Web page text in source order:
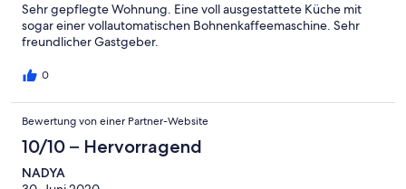
Sehr gepflegte Wohnung. Eine voll ausgestattete Küche mit
sogar einer vollautomatischen Bohnenkaffeemaschine. Sehr
freundlicher Gastgeber.
0
Bewertung von einer Partner-Website
10/10 – Hervorragend
NADYA